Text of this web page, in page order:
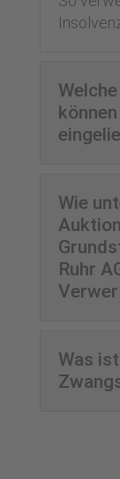
Wie
Ruhr
Was